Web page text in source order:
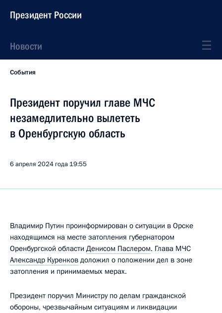
Президент России
Новости
События
Президент поручил главе МЧС
незамедлительно вылететь
в Оренбургскую область
6 апреля 2024 года 19:55
Владимир Путин проинформирован о ситуации в Орске
находящимся на месте затопления губернатором
Оренбургской области Денисом Паслером. Глава МЧС
Александр Куренков доложил о положении дел в зоне
затопления и принимаемых мерах.
Президент поручил Министру по делам гражданской
обороны, чрезвычайным ситуациям и ликвидации